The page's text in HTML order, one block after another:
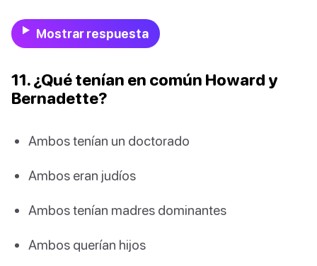
Mostrar respuesta
11. ¿Qué tenían en común Howard y
Bernadette?
Ambos tenían un doctorado
Ambos eran judíos
Ambos tenían madres dominantes
Ambos querían hijos